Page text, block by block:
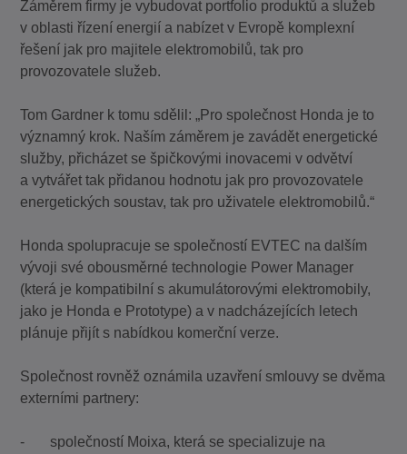
Záměrem firmy je vybudovat portfolio produktů a služeb
v oblasti řízení energií a nabízet v Evropě komplexní
řešení jak pro majitele elektromobilů, tak pro
provozovatele služeb.
Tom Gardner k tomu sdělil: „Pro společnost Honda je to
významný krok. Naším záměrem je zavádět energetické
služby, přicházet se špičkovými inovacemi v odvětví
a vytvářet tak přidanou hodnotu jak pro provozovatele
energetických soustav, tak pro uživatele elektromobilů.“
Honda spolupracuje se společností EVTEC na dalším
vývoji své obousměrné technologie Power Manager
(která je kompatibilní s akumulátorovými elektromobily,
jako je Honda e Prototype) a v nadcházejících letech
plánuje přijít s nabídkou komerční verze.
Společnost rovněž oznámila uzavření smlouvy se dvěma
externími partnery:
- společností Moixa, která se specializuje na